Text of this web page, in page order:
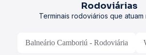
Rodoviárias
Terminais rodoviários que atuam
Balneário Camboriú - Rodoviária